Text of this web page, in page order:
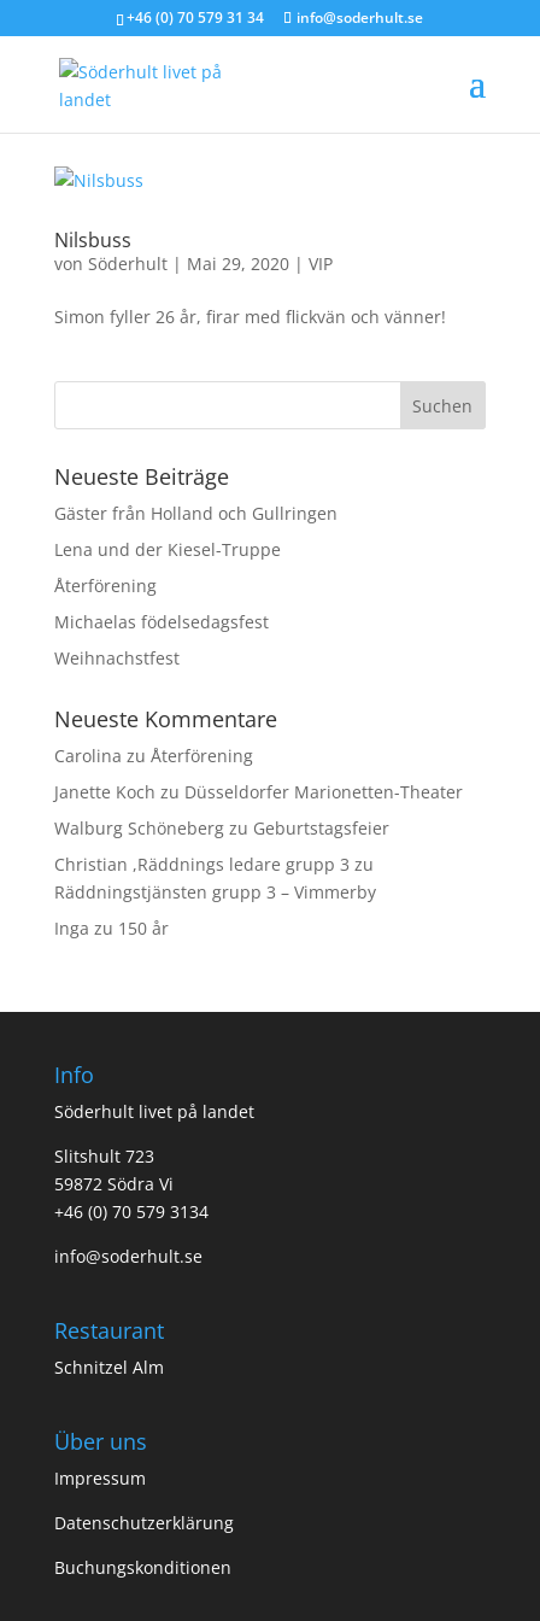
+46 (0) 70 579 31 34 info@soderhult.se
Nilsbuss
von Söderhult| Mai 29, 2020| VIP
Simon fyller 26 år, firar med flickvän och vänner!
Neueste Beiträge
Gäster från Holland och Gullringen
Lena und der Kiesel-Truppe
Återförening
Michaelas födelsedagsfest
Weihnachstfest
Neueste Kommentare
Carolina zu Återförening
Janette Koch zu Düsseldorfer Marionetten-Theater
Walburg Schönebergzu Geburtstagsfeier
Christian ,Räddnings ledare grupp 3 zu
Räddningstjänsten grupp 3 – Vimmerby
Inga zu 150 år
Info
Söderhult livet på landet
Slitshult 723
59872 Södra Vi
+46 (0) 70 579 3134
info@soderhult.se
Restaurant
Schnitzel Alm
Über uns
Impressum
Datenschutzerklärung
Buchungskonditionen